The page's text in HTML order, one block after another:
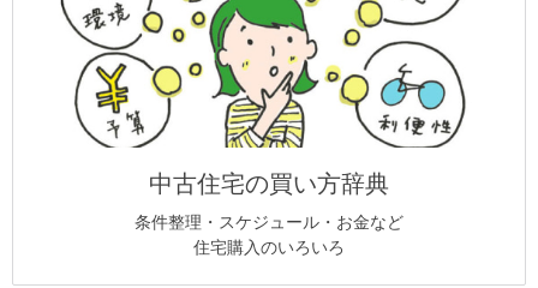
中古住宅の買い方辞典
条件整理・スケジュール・お金など
住宅購入のいろいろ